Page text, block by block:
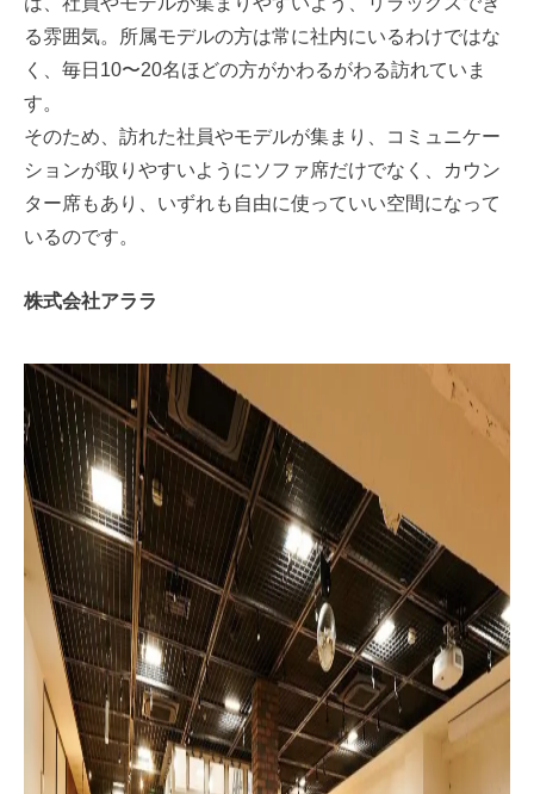
る雰囲気。所属モデルの方は常に社内にいるわけではな
く、毎日10〜20名ほどの方がかわるがわる訪れていま
す。
そのため、訪れた社員やモデルが集まり、コミュニケー
ションが取りやすいようにソファ席だけでなく、カウン
ター席もあり、いずれも自由に使っていい空間になって
いるのです。
株式会社アララ